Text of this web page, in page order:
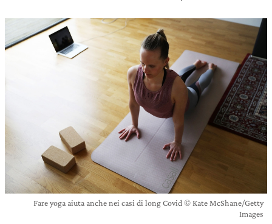
Fare yoga aiuta anche nei casi di long Covid © Kate McShane/Getty
Images